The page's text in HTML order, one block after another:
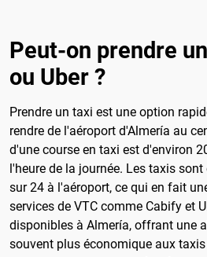
Peut-on prendre
ou Uber ?
Prendre un taxi est une option
rendre de l'aéroport d'Almería au
d'une course en taxi est d'environ
l'heure de la journée. Les taxis
sur 24 à l'aéroport, ce qui en fait
services de VTC comme Cabify et
disponibles à Almería, offrant une
souvent plus économique aux